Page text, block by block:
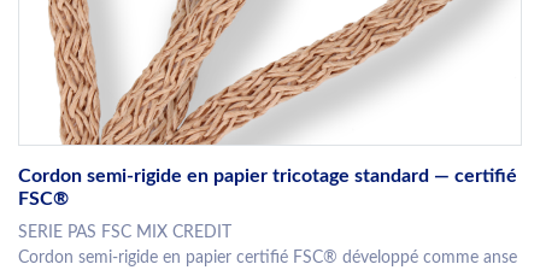
Cordon semi-rigide en papier tricotage standard — certifié
FSC®
SERIE PAS FSC MIX CREDIT
Cordon semi-rigide en papier certifié FSC® développé comme anse